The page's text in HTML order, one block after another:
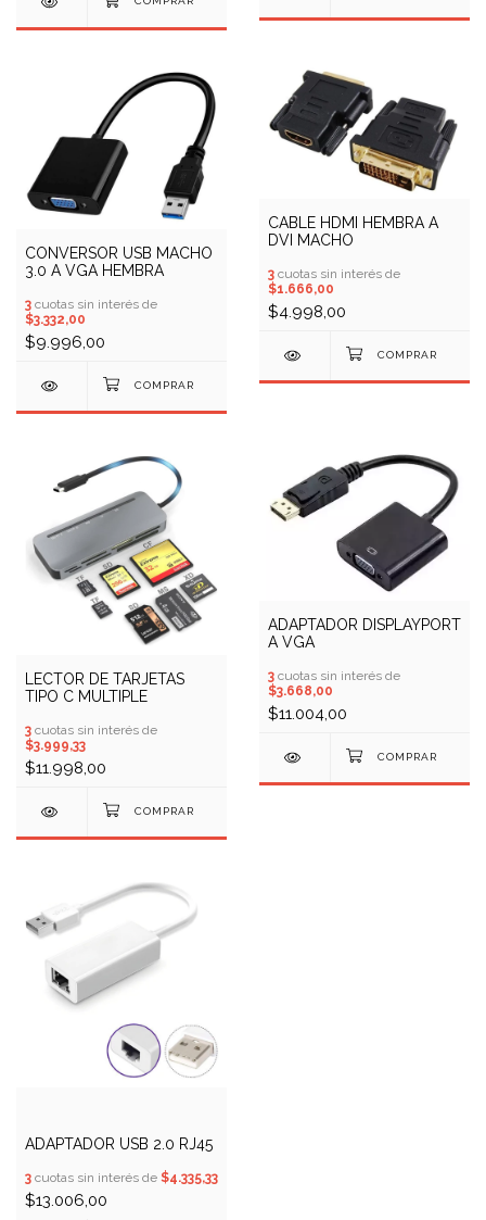
CONVERSOR USB MACHO
3.0 A VGA HEMBRA
3 cuotas sin interés de
$3.332,00
$9.996,00
CABLE HDMI HEMBRA A
DVI MACHO
3 cuotas sin interés de
$1.666,00
$4.998,00
LECTOR DE TARJETAS
TIPO C MULTIPLE
3 cuotas sin interés de
$3.999,33
$11.998,00
ADAPTADOR DISPLAYPORT
A VGA
3 cuotas sin interés de
$3.668,00
$11.004,00
ADAPTADOR USB 2.0 RJ45
3 cuotas sin interés de $4.335,33
$13.006,00